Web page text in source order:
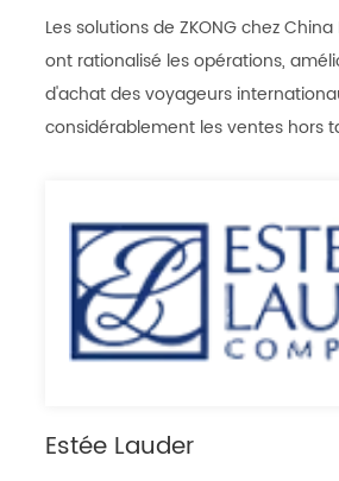
Les solutions de ZKONG chez
ont rationalisé les opérations,
d'achat des voyageurs
considérablement les ventes hors
Estée Lauder